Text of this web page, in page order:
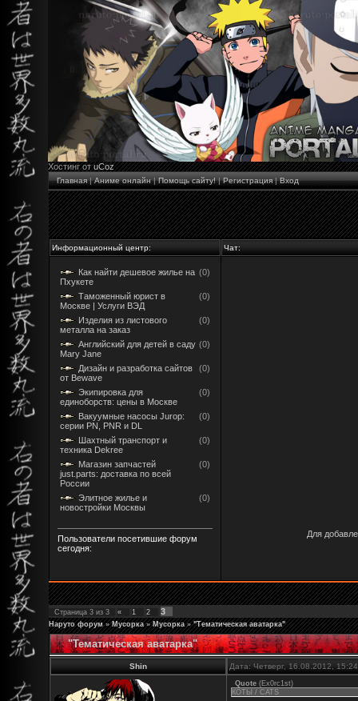
Хостинг отuCoz
Главная|Аниме онлайн|Помощь сайту!|Регистрация|Вход
Информационный центр: Чат:
Как найти дешевое жилье на
Пхукете
(0)
Таможенный юрист в
Москве | Услуги ВЭД
(0)
Изделия из листового
металла на заказ
(0)
Английский для детей в саду
Mary Jane
(0)
Дизайн и разработка сайтов
от Bewave
(0)
Экипировка для
единоборств: цены в Москве
(0)
Вакуумные насосы Jurop:
серии PN, PNR и DL
(0)
Шахтный транспорт и
техника Dekree
(0)
Магазин запчастей
just.parts: доставка по всей
России
(0)
Элитное жилье и
новостройки Москвы
(0)
Пользователи посетившие форум
сегодня:
Для
Страница 3 из 3 « 1 2 3
Наруто форум » Мусорка » Мусорка » "Тематическая аватарка"
"Тематическая аватарка"
Shin Дата: Четверг, 16.08.2012,
Quote (Ex0rc1st)
КОТЫ / CATS